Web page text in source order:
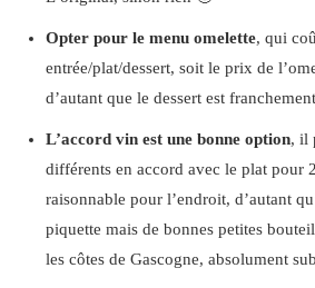
Opter pour le menu omelette, qui
entrée/plat/dessert, soit le prix de
d’autant que le dessert est
L’accord vin est une bonne option, il
différents en accord avec le plat pour
raisonnable pour l’endroit, d’autant
piquette mais de bonnes petites
les côtes de Gascogne, absolument